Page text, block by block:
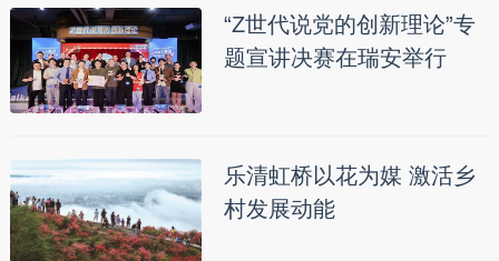
“Z世代说党的创新理论”专
题宣讲决赛在瑞安举行
乐清虹桥以花为媒 激活乡
村发展动能